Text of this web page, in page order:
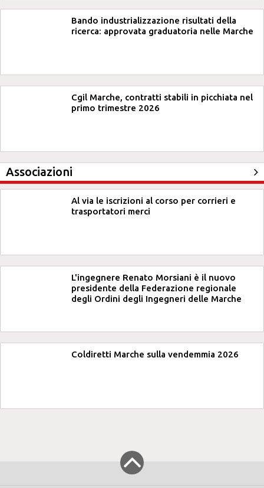
Bando industrializzazione risultati della
ricerca: approvata graduatoria nelle Marche
Cgil Marche, contratti stabili in picchiata nel
primo trimestre 2026
Associazioni
Al via le iscrizioni al corso per corrieri e
trasportatori merci
L'ingegnere Renato Morsiani è il nuovo
presidente della Federazione regionale
degli Ordini degli Ingegneri delle Marche
Coldiretti Marche sulla vendemmia 2026